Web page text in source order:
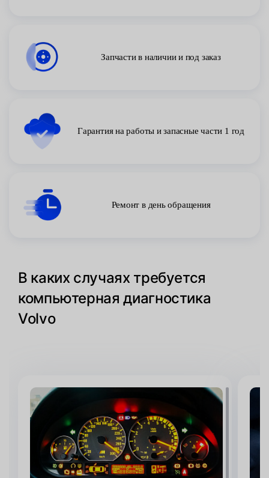
Запчасти в наличии и под заказ
Гарантия на работы и запасные части 1 год
Ремонт в день обращения
В каких случаях требуется
компьютерная диагностика
Volvo